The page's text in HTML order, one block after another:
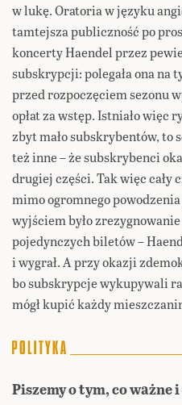
w lukę. Oratoria w języku
tamtejsza publiczność po
koncerty Haendel przez
subskrypcji: polegała ona na
przed rozpoczęciem sezonu
opłat za wstęp. Istniało więc
zbyt mało subskrybentów, to
też inne – że subskrybenci
drugiej części. Tak więc cały
mimo ogromnego
wyjściem było
pojedynczych biletów –
i wygrał. A przy okazji
bo subskrypcje wykupywali
mógł kupić każdy
Piszemy o tym, co ważne